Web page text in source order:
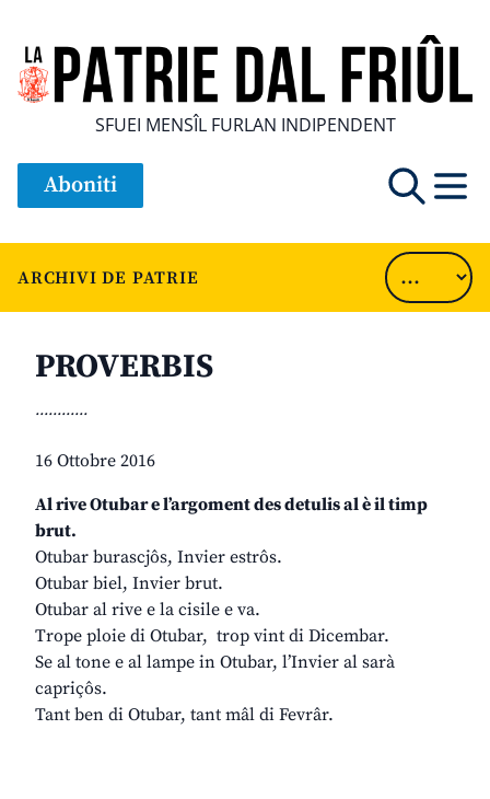
SFUEI MENSÎL FURLAN INDIPENDENT
Aboniti
ARCHIVI DE PATRIE
PROVERBIS
............
16 Ottobre 2016
Al rive Otubar e l’argoment des detulis al è il timp
brut.
Otubar burascjôs, Invier estrôs.
Otubar biel, Invier brut.
Otubar al rive e la cisile e va.
Trope ploie di Otubar, trop vint di Dicembar.
Se al tone e al lampe in Otubar, l’Invier al sarà
capriçôs.
Tant ben di Otubar, tant mâl di Fevrâr.